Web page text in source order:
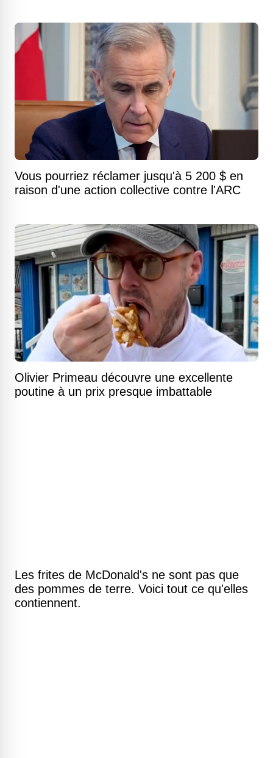
Vous pourriez réclamer jusqu'à 5 200 $ en
raison d'une action collective contre l'ARC
Olivier Primeau découvre une excellente
poutine à un prix presque imbattable
Les frites de McDonald's ne sont pas que
des pommes de terre. Voici tout ce qu'elles
contiennent.